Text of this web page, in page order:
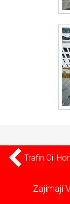
Trafin Oil
Zajímají